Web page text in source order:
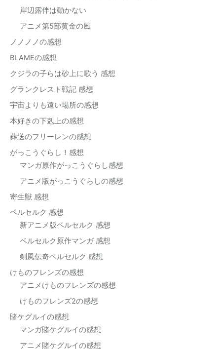
岸辺露伴は動かない
アニメ第5部黄金の風
ノノノノの感想
BLAMEの感想
クジラの子らは砂上に歌う 感想
グランクレスト戦記 感想
宇宙よりも遠い場所の感想
本好きの下剋上の感想
葬送のフリーレンの感想
がっこうぐらし！感想
マンガ原作がっこうぐらし感想
アニメ版がっこうぐらしの感想
寄生獣 感想
ベルセルク 感想
新アニメ版ベルセルク 感想
ベルセルク原作マンガ 感想
剣風伝奇ベルセルク 感想
けものフレンズの感想
アニメけものフレンズの感想
けものフレンズ2の感想
賭ケグルイの感想
マンガ賭ケグルイの感想
アニメ賭ケグルイの感想